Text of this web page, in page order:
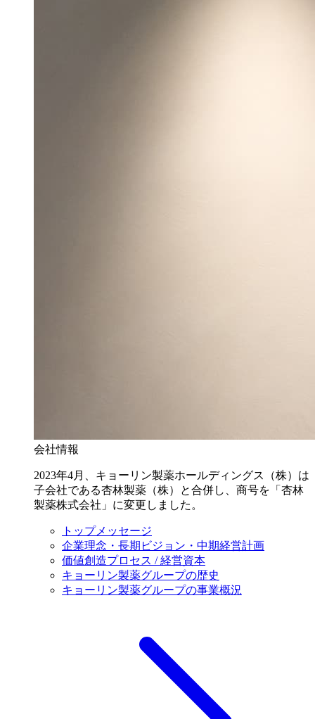
会社情報
2023年4月、キョーリン製薬ホールディングス（株）は
子会社である杏林製薬（株）と合併し、商号を「杏林
製薬株式会社」に変更しました。
トップメッセージ
企業理念・長期ビジョン・中期経営計画
価値創造プロセス / 経営資本
キョーリン製薬グループの歴史
キョーリン製薬グループの事業概況